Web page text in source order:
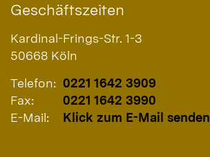
Geschäftszeiten
Kardinal-Frings-Str. 1-3
50668 Köln
Telefon: 0221 1642 3909
Fax:
0221 1642 3990
E-Mail:
Klick zum E-Mail senden